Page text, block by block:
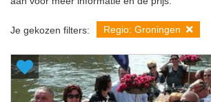
Je gekozen filters: Regio: Groningen